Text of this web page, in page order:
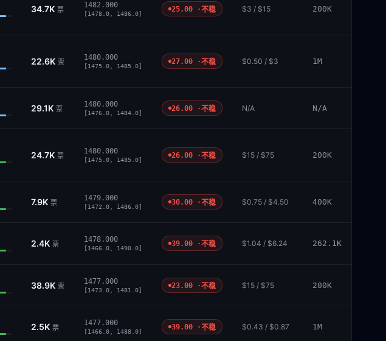
34.7K 票
1482.000
[1478.0, 1486.0]
25.00 ·不稳 $3 / $15 200K
22.6K 票
1480.000
[1475.0, 1485.0]
27.00 ·不稳 $0.50 / $3 1M
29.1K 票
1480.000
[1476.0, 1484.0]
26.00 ·不稳 N/A N/A
24.7K 票
1480.000
[1475.0, 1485.0]
26.00 ·不稳 $15 / $75 200K
7.9K 票
1479.000
[1472.0, 1486.0]
30.00 ·不稳 $0.75 / $4.50 400K
2.4K 票
1478.000
[1466.0, 1490.0]
39.00 ·不稳 $1.04 / $6.24 262.1K
38.9K 票
1477.000
[1473.0, 1481.0]
23.00 ·不稳 $15 / $75 200K
2.5K 票
1477.000
[1466.0, 1488.0]
39.00 ·不稳 $0.43 / $0.87 1M